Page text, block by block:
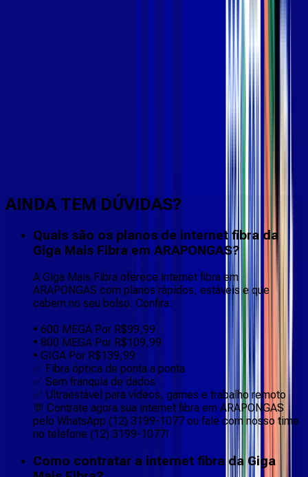
AINDA TEM DÚVIDAS?
Quais são os planos de internet fibra da
Giga Mais Fibra em ARAPONGAS?
A Giga Mais Fibra oferece internet fibra em
ARAPONGAS com planos rápidos, estáveis e que
cabem no seu bolso. Confira:
• 600 MEGA Por R$99,99
• 800 MEGA Por R$109,99
• GIGA Por R$139,99
✅ Fibra óptica de ponta a ponta
✅ Sem franquia de dados
✅ Ultraestável para vídeos, games e trabalho remoto
💬 Contrate agora sua internet fibra em ARAPONGAS
pelo WhatsApp (12) 3199-1077 ou fale com nosso time
no telefone (12) 3199-1077!
Como contratar a internet fibra da Giga